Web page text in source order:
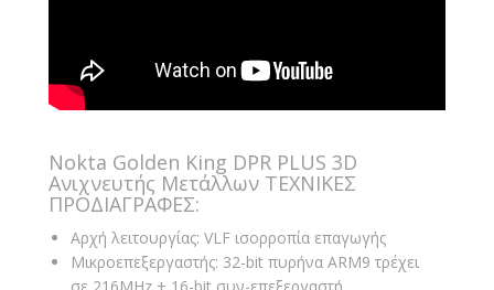
Nokta Golden King DPR PLUS 3D
Ανιχνευτής Μετάλλων ΤΕΧΝΙΚΕΣ
ΠΡΟΔΙΑΓΡΑΦΕΣ:
Αρχή λειτουργίας: VLF ισορροπία επαγωγής
Μικροεπεξεργαστής: 32-bit πυρήνα ARM9 τρέχει